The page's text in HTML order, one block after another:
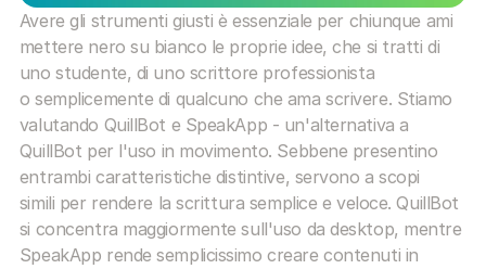
Avere gli strumenti giusti è essenziale per chiunque ami
mettere nero su bianco le proprie idee, che si tratti di
uno studente, di uno scrittore professionista
o semplicemente di qualcuno che ama scrivere. Stiamo
valutando QuillBot e SpeakApp - un'alternativa a
QuillBot per l'uso in movimento. Sebbene presentino
entrambi caratteristiche distintive, servono a scopi
simili per rendere la scrittura semplice e veloce. QuillBot
si concentra maggiormente sull'uso da desktop, mentre
SpeakApp rende semplicissimo creare contenuti in